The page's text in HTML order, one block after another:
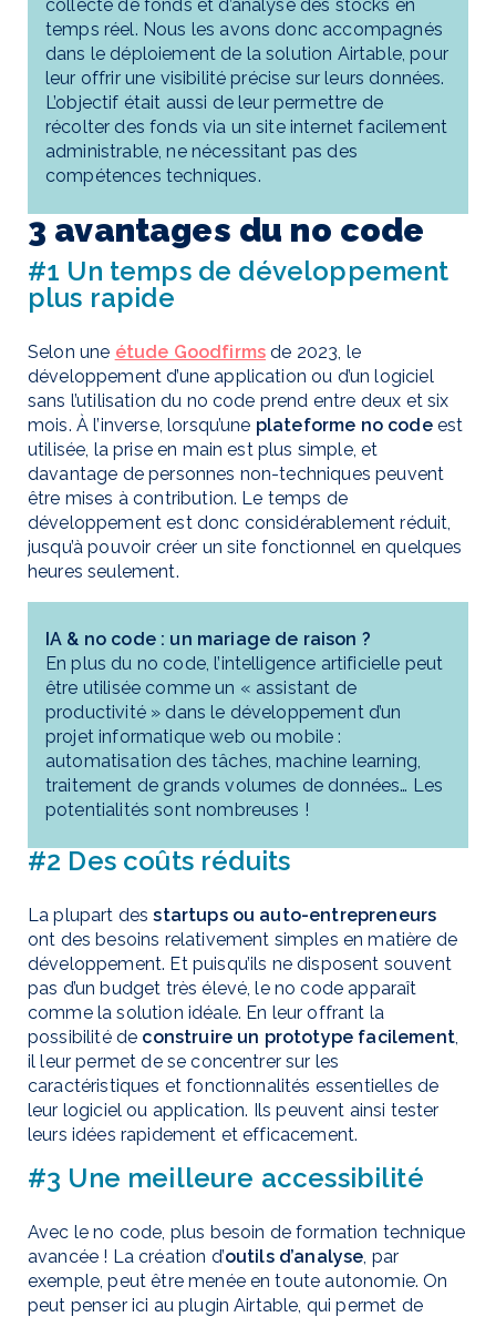
collecte de fonds et d’analyse des stocks en
temps réel. Nous les avons donc accompagnés
dans le déploiement de la solution Airtable, pour
leur offrir une visibilité précise sur leurs données.
L’objectif était aussi de leur permettre de
récolter des fonds via un site internet facilement
administrable, ne nécessitant pas des
compétences techniques.
3 avantages du no code
#1 Un temps de développement
plus rapide
Selon une étude Goodfirms de 2023, le
développement d’une application ou d’un logiciel
sans l’utilisation du no code prend entre deux et six
mois. À l’inverse, lorsqu’une plateforme no codeest
utilisée, la prise en main est plus simple, et
davantage de personnes non-techniques peuvent
être mises à contribution. Le temps de
développement est donc considérablement réduit,
jusqu’à pouvoir créer un site fonctionnel en quelques
heures seulement.
IA & no code : un mariage de raison ?
En plus du no code, l’intelligence artificielle peut
être utilisée comme un « assistant de
productivité » dans le développement d’un
projet informatique web ou mobile :
automatisation des tâches, machine learning,
traitement de grands volumes de données… Les
potentialités sont nombreuses !
#2 Des coûts réduits
La plupart desstartups ou auto-entrepreneurs
ont des besoins relativement simples en matière de
développement. Et puisqu’ils ne disposent souvent
pas d’un budget très élevé, le no code apparaît
comme la solution idéale. En leur offrant la
possibilité de construire un prototype facilement,
il leur permet de se concentrer sur les
caractéristiques et fonctionnalités essentielles de
leur logiciel ou application. Ils peuvent ainsi tester
leurs idées rapidement et efficacement.
#3 Une meilleure accessibilité
Avec le no code, plus besoin de formation technique
avancée ! La création d’outils d’analyse , par
exemple, peut être menée en toute autonomie. On
peut penser ici au plugin Airtable, qui permet de